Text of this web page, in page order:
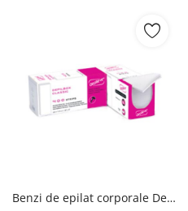
Benzi de epilat corporale Depileve 400buc Depileve